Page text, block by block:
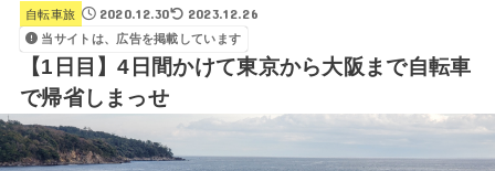
自転車旅 2020.12.30 2023.12.26
当サイトは、広告を掲載しています
【1日目】4日間かけて東京から大阪まで自転車
で帰省しまっせ